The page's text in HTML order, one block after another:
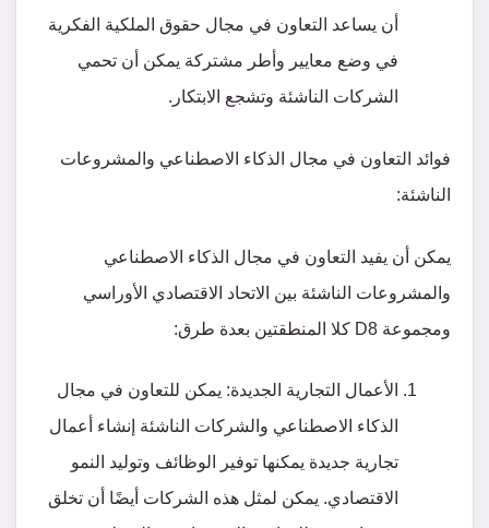
أن يساعد التعاون في مجال حقوق الملكية الفكرية
في وضع معايير وأطر مشتركة يمكن أن تحمي
الشركات الناشئة وتشجع الابتكار.
فوائد التعاون في مجال الذكاء الاصطناعي والمشروعات
الناشئة:
يمكن أن يفيد التعاون في مجال الذكاء الاصطناعي
والمشروعات الناشئة بين الاتحاد الاقتصادي الأوراسي
ومجموعة D8 كلا المنطقتين بعدة طرق:
الأعمال التجارية الجديدة: يمكن للتعاون في مجال
الذكاء الاصطناعي والشركات الناشئة إنشاء أعمال
تجارية جديدة يمكنها توفير الوظائف وتوليد النمو
الاقتصادي. يمكن لمثل هذه الشركات أيضًا أن تخلق